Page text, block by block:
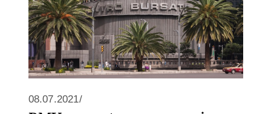
08.07.2021/